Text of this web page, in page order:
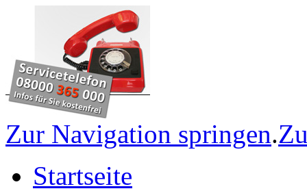
Zur Navigation springen.
Startseite